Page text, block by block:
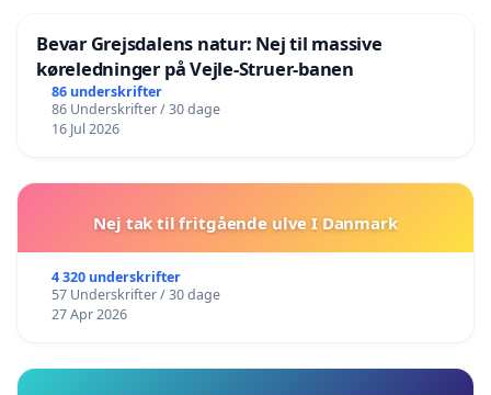
Bevar Grejsdalens natur: Nej til massive
køreledninger på Vejle-Struer-banen
86 underskrifter
86 Underskrifter / 30 dage
16 Jul 2026
Nej tak til fritgående ulve I Danmark
4 320 underskrifter
57 Underskrifter / 30 dage
27 Apr 2026